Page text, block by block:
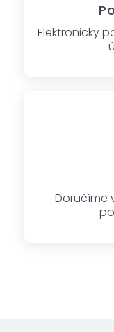
Elektronicky
Doručíme